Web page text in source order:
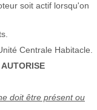
soit actif lorsqu'on
Centrale Habitacle.
doit être présent ou